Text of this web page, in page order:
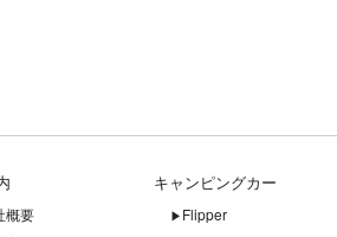
概要
キャンピングカー
Flipper